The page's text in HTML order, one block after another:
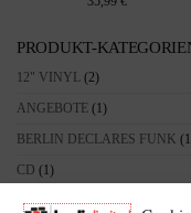
PRODUKT-
12" VINYL (2)
ANGEBOTE (1)
BERLIN DECLARES FUNK
CD (1)
DEF BEAT RECORDS